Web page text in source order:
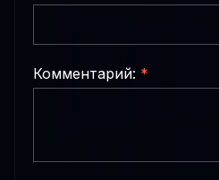
Комментарий: *